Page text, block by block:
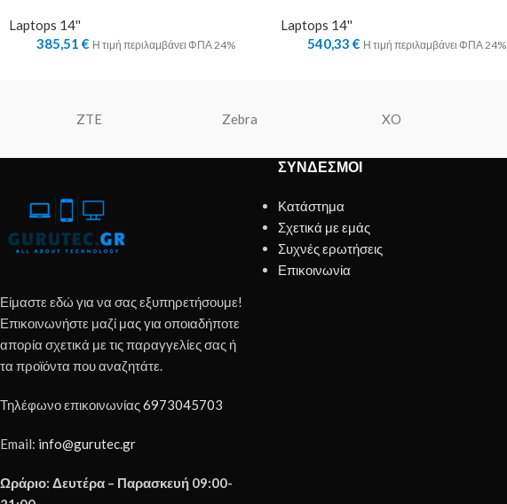
Laptops 14''
385,51 € Η τιμή περιλαμβάνει ΦΠΑ 24%
Laptops 14''
540,33€ Η τιμή περιλαμβάνει ΦΠΑ 24%
ZTE Zebra XO
Είμαστε εδώ για να σας εξυπηρετήσουμε!
Επικοινωνήστε μαζί μας για οποιαδήποτε
απορία σχετικά με τις παραγγελίες σας ή
τα προϊόντα που αναζητάτε.
Τηλέφωνο επικοινωνίας6973045703
Email: info@gurutec.gr
Ωράριο: Δευτέρα – Παρασκευή 09:00-
ΣΎΝΔΕΣΜΟΙ
Κατάστημα
Σχετικά με εμάς
Συχνές ερωτήσεις
Επικοινωνία